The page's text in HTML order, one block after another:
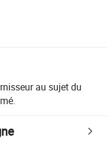
au sujet du